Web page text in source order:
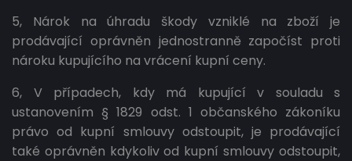
5, Nárok na úhradu škody vzniklé na zboží je
prodávající oprávněn jednostranně započíst proti
nároku kupujícího na vrácení kupní ceny.
6, V případech, kdy má kupující v souladu s
ustanovením § 1829 odst. 1 občanského zákoníku
právo od kupní smlouvy odstoupit, je prodávající
také oprávněn kdykoliv od kupní smlouvy odstoupit,